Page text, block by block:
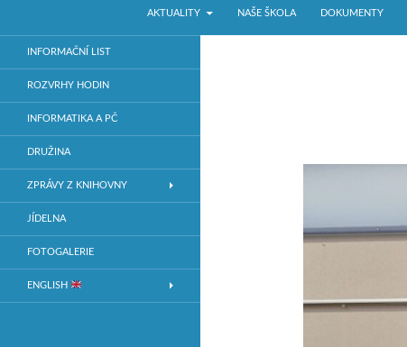
ZŠ V RybníčkáchAKTUALITY
NAŠE ŠKOLA DOKUMENTY
Základní škola v Praze 10
INFORMAČNÍ LIST
ROZVRHY HODIN
INFORMATIKA A PČ
DRUŽINA
ZPRÁVY Z KNIHOVNY
JÍDELNA
FOTOGALERIE
ENGLISH